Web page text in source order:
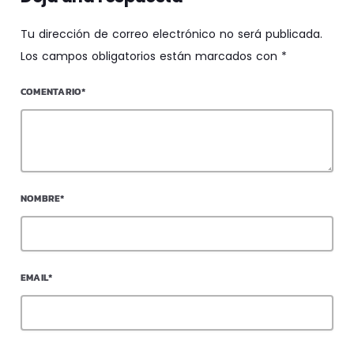
Tu dirección de correo electrónico no será publicada.
Los campos obligatorios están marcados con *
COMENTARIO*
NOMBRE*
EMAIL*